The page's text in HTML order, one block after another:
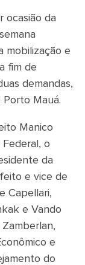
ocasião da
mobilização e
fim de
demandas,
Mauá.
Manico
o
da
e vice de
Capellari,
e Vando
e
do